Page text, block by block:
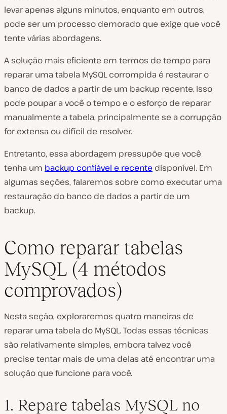
levar apenas alguns minutos, enquanto em outros,
pode ser um processo demorado que exige que você
tente várias abordagens.
A solução mais eficiente em termos de tempo para
reparar uma tabela MySQL corrompida é restaurar o
banco de dados a partir de um backup recente. Isso
pode poupar a você o tempo e o esforço de reparar
manualmente a tabela, principalmente se a corrupção
for extensa ou difícil de resolver.
Entretanto, essa abordagem pressupõe que você
tenha um backup confiável e recente disponível. Em
algumas seções, falaremos sobre como executar uma
restauração do banco de dados a partir de um
backup.
Como reparar tabelas
MySQL (4 métodos
comprovados)
Nesta seção, exploraremos quatro maneiras de
reparar uma tabela do MySQL. Todas essas técnicas
são relativamente simples, embora talvez você
precise tentar mais de uma delas até encontrar uma
solução que funcione para você.
1. Repare tabelas MySQL no